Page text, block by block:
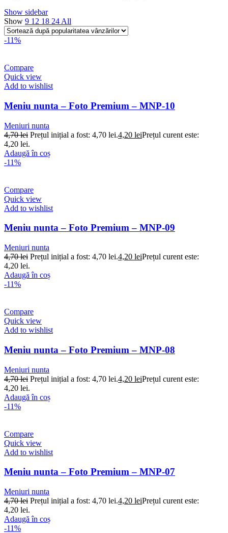
Show sidebar
Show 9 12 18 24 All
-11%
Compare
Quick view
Add to wishlist
Meniu nunta – Foto Premium – MNP-10
Meniuri nunta
4,70lei Prețul inițial a fost: 4,70 lei.4,20 leiPrețul curent este:
4,20 lei.
Adaugă în coș
-11%
Compare
Quick view
Add to wishlist
Meniu nunta – Foto Premium – MNP-09
Meniuri nunta
4,70lei Prețul inițial a fost: 4,70 lei.4,20 leiPrețul curent este:
4,20 lei.
Adaugă în coș
-11%
Compare
Quick view
Add to wishlist
Meniu nunta – Foto Premium – MNP-08
Meniuri nunta
4,70lei Prețul inițial a fost: 4,70 lei.4,20 leiPrețul curent este:
4,20 lei.
Adaugă în coș
-11%
Compare
Quick view
Add to wishlist
Meniu nunta – Foto Premium – MNP-07
Meniuri nunta
4,70lei Prețul inițial a fost: 4,70 lei.4,20 leiPrețul curent este:
4,20 lei.
Adaugă în coș
-11%